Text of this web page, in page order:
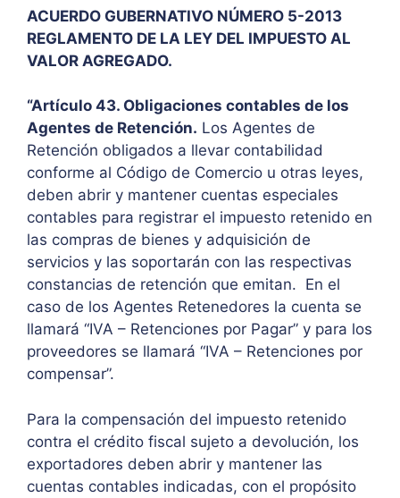
ACUERDO GUBERNATIVO NÚMERO 5-2013
REGLAMENTO DE LA LEY DEL IMPUESTO AL
VALOR AGREGADO.
“Artículo 43. Obligaciones contables de los
Agentes de Retención. Los Agentes de
Retención obligados a llevar contabilidad
conforme al Código de Comercio u otras leyes,
deben abrir y mantener cuentas especiales
contables para registrar el impuesto retenido en
las compras de bienes y adquisición de
servicios y las soportarán con las respectivas
constancias de retención que emitan. En el
caso de los Agentes Retenedores la cuenta se
llamará “IVA – Retenciones por Pagar” y para los
proveedores se llamará “IVA – Retenciones por
compensar”.
Para la compensación del impuesto retenido
contra el crédito fiscal sujeto a devolución, los
exportadores deben abrir y mantener las
cuentas contables indicadas, con el propósito